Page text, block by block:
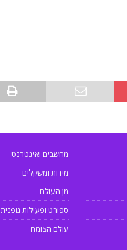
מחשבים ואינטרנט
מידות ומשקלים
מן העולם
ספורט ופעילות גופנית
עולם הצומח